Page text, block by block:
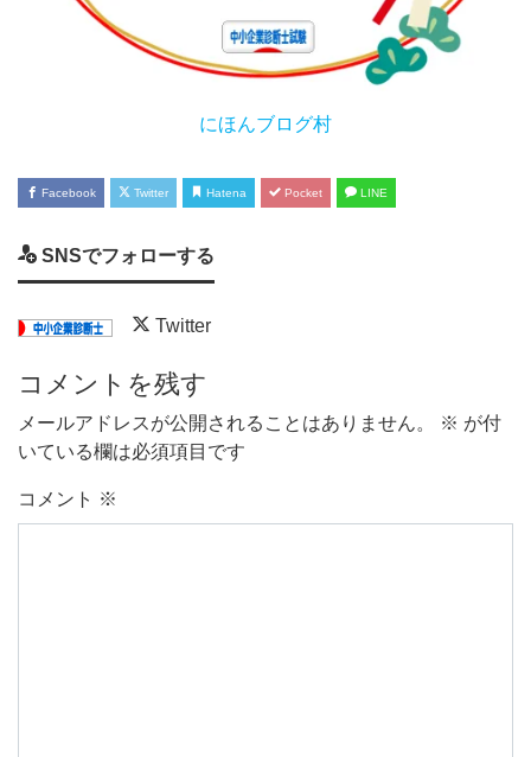
にほんブログ村
Facebook Twitter Hatena Pocket LINE
SNSでフォローする
Twitter
コメントを残す
メールアドレスが公開されることはありません。 ※ が付
いている欄は必須項目です
コメント ※